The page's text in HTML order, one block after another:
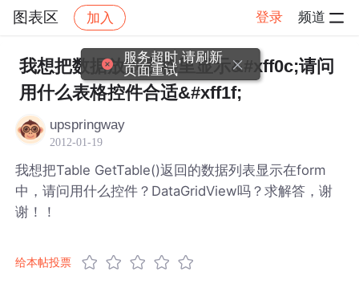
图表区 加入 登录 频道
社区 图表区 帖子详情
我想把数据放到表格里显示&#xff0c;请问
用什么表格控件合适&#xff1f;
upspringway
2012-01-19
我想把Table GetTable()返回的数据列表显示在form
中，请问用什么控件？DataGridView吗？求解答，谢
谢！！
给本帖投票
服务超时,请刷新
页面重试